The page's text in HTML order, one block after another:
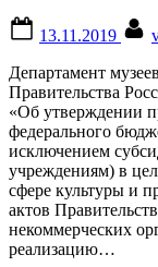
on
13.11.2019
Департамент
Правительства
«Об утверждении
федерального
исключением
учреждениям) в
сфере культуры и
актов
некоммерческих
реализацию…